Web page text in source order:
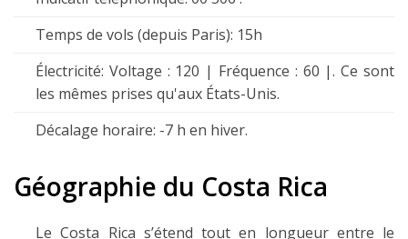
Temps de vols (depuis Paris): 15h
Électricité: Voltage : 120 | Fréquence : 60 |. Ce sont
les mêmes prises qu'aux États-Unis.
Décalage horaire: -7 h en hiver.
Géographie du Costa Rica
Le Costa Rica s’étend tout en longueur entre le